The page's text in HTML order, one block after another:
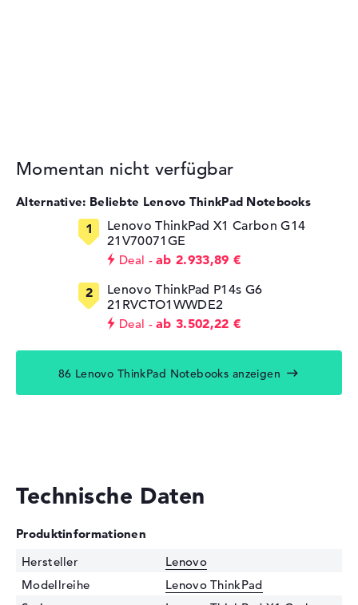
Momentan nicht verfügbar
Alternative: Beliebte Lenovo ThinkPad Notebooks
Lenovo ThinkPad X1 Carbon G14
21V70071GE
Deal
ab 2.933,89 €
Lenovo ThinkPad P14s G6
21RVCTO1WWDE2
Deal ab 3.502,22 €
86 Lenovo ThinkPad Notebooks anzeigen
Technische Daten
Produktinformationen
Hersteller
Lenovo
Modellreihe
Lenovo ThinkPad